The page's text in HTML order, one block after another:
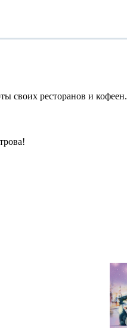
своих ресторанов и кофеен.